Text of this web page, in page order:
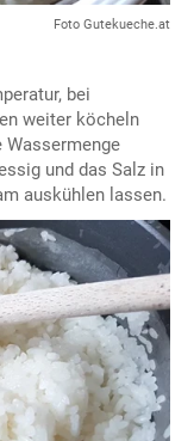
Foto Gutekueche.at
bei
weiter köcheln
Wassermenge
und das Salz in
auskühlen lassen.